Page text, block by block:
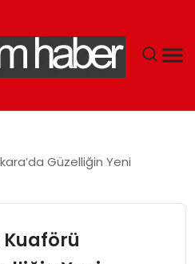
Güzelliğin Yeni